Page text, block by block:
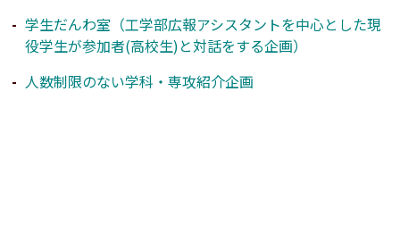
学生だんわ室（工学部広報アシスタントを中心とした現
役学生が参加者(高校生)と対話をする企画）
人数制限のない学科・専攻紹介企画